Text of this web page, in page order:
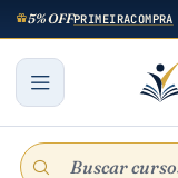
5% OFFPRIMEIRACOMPRA